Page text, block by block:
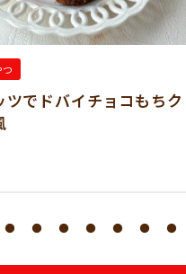
ツでドバイチョコもちク